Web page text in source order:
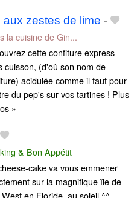
zestes de lime -
la cuisine de Gin...
cette confiture express
cuisson, (d'où son nom de
acidulée comme il faut pour
du pep's sur vos tartines ! Plus
»
& Bon Appétit
cake va vous emmener
sur la magnifique île de
en Floride, au soleil ^^